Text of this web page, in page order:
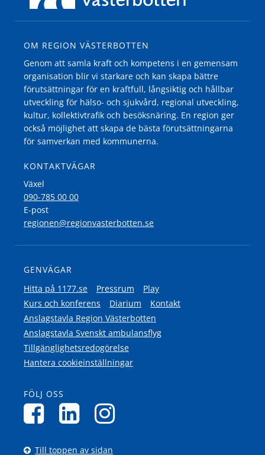
OM REGION VÄSTERBOTTEN
Genom att samla kraft och kompetens i en gemensam
organisation blir vi starkare och kan skapa bättre
förutsättningar för en kraftfull, långsiktig och hållbar
utveckling för hälso- och sjukvård, regional utveckling,
kultur, kollektivtrafik och besöksnäring. En region ger
också möjlighet att skapa de bästa förutsättningarna
för samverkan med kommunerna.
KONTAKTVÄGAR
Växel
090-785 00 00
E-post
regionen@regionvasterbotten.se
GENVÄGAR
Hitta på 1177.se
Pressrum
Play
Kurs och konferens
Diarium
Kontakt
Anslagstavla Region Västerbotten
Anslagstavla Svenskt ambulansflyg
Tillgänglighetsredogörelse
Hantera cookieinställningar
FÖLJ OSS
Till toppen av sidan